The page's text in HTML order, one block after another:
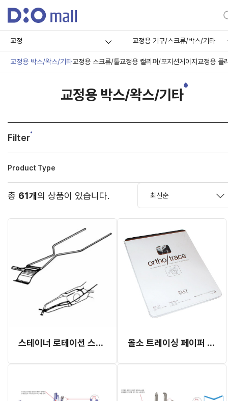
교정 교정용 기구/스크류/박스/기타
교정용 박스/왁스/기타교정용 스크류/툴교정용 캘리퍼/포지션게이지 교정용 플
교정용 박스/왁스/기타
Filter
Product Type
총 61개의 상품이 있습니다.
스테이너 로테이션 스피링 웨지 (개별발주 1~2개월 이상 소요) 올소 트레이싱 페이퍼 (J-86) (RMO)